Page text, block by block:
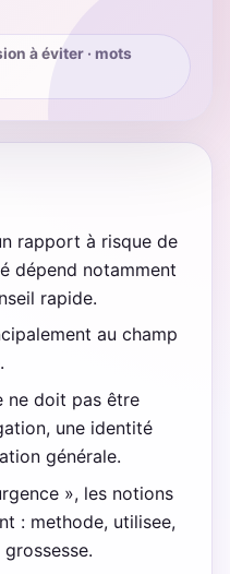
à éviter · mots
rapport à risque de
dépend notamment
rapide.
au champ
ne doit pas être
une identité
générale.
», les notions
: methode, utilisee,